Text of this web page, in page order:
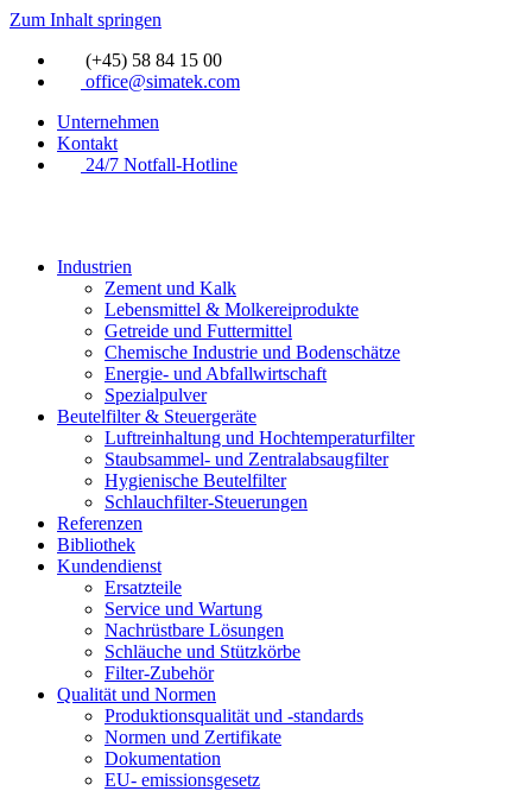
Zum Inhalt springen
(+45) 58 84 15 00
office@simatek.com
Unternehmen
Kontakt
24/7 Notfall-Hotline
Industrien
Zement und Kalk
Lebensmittel & Molkereiprodukte
Getreide und Futtermittel
Chemische Industrie und Bodenschätze
Energie- und Abfallwirtschaft
Spezialpulver
Beutelfilter & Steuergeräte
Luftreinhaltung und Hochtemperaturfilter
Staubsammel- und Zentralabsaugfilter
Hygienische Beutelfilter
Schlauchfilter-Steuerungen
Referenzen
Bibliothek
Kundendienst
Ersatzteile
Service und Wartung
Nachrüstbare Lösungen
Schläuche und Stützkörbe
Filter-Zubehör
Qualität und Normen
Produktionsqualität und -standards
Normen und Zertifikate
Dokumentation
EU- emissionsgesetz